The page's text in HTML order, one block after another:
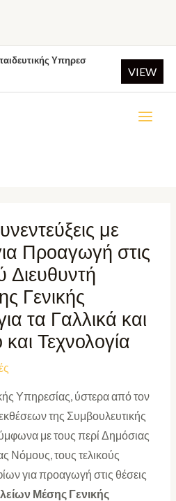
με
Προαγωγή στις
Διευθυντή
Γενικής
τα Γαλλικά και
Τεχνολογία
Υπηρεσίας, ύστερα από τον
της Συμβουλευτικής
με τους περί Δημόσιας
Νόμους, τους τελικούς
για προαγωγή στις θέσεις
Μέσης Γενικής
Υπηρεσ
VIEW